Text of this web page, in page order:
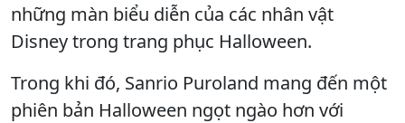
những màn biểu diễn của các nhân vật
Disney trong trang phục Halloween.
Trong khi đó, Sanrio Puroland mang đến một
phiên bản Halloween ngọt ngào hơn với